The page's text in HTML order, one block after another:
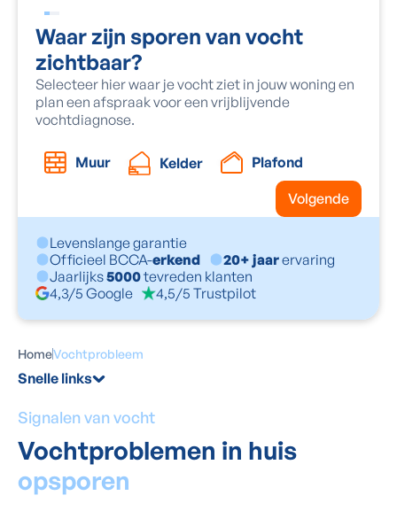
Waar zijn sporen van vocht
zichtbaar?
Selecteer hier waar je vocht ziet in jouw woning en
plan een afspraak voor een vrijblijvende
vochtdiagnose.
Muur Kelder Plafond
Volgende
Levenslange garantie
Officieel BCCA-erkend 20+ jaarervaring
Jaarlijks5000tevreden klanten
4,3/5 Google
4,5/5 Trustpilot
HomeVochtprobleem
Snelle links
Signalen van vocht
Vochtproblemen in huis
opsporen